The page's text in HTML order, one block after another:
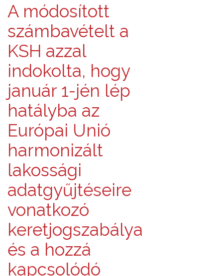
A módosított
számbavételt a
KSH azzal
indokolta, hogy
január 1-jén lép
hatályba az
Európai Unió
harmonizált
lakossági
adatgyűjtéseire
vonatkozó
keretjogszabálya
és a hozzá
kapcsolódó